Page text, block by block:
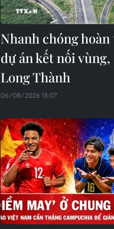
Nhanh chóng
dự án kết nối vùng,
Long Thành
06/08/2026 15:07